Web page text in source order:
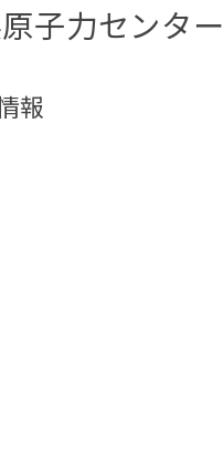
子力センター
報